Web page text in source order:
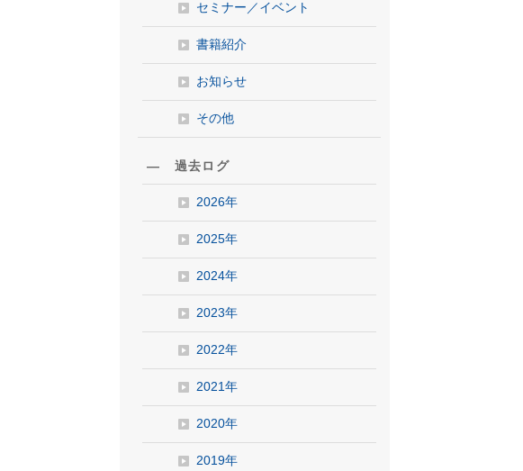
セミナー／イベント
書籍紹介
お知らせ
その他
― 過去ログ
2026年
2025年
2024年
2023年
2022年
2021年
2020年
2019年